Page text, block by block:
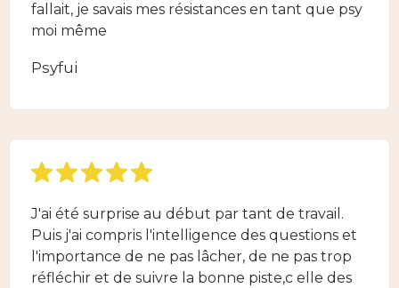
fallait, je savais mes résistances en tant que psy
moi même
Psyfui
J'ai été surprise au début par tant de travail.
Puis j'ai compris l'intelligence des questions et
l'importance de ne pas lâcher, de ne pas trop
réfléchir et de suivre la bonne piste,c elle des